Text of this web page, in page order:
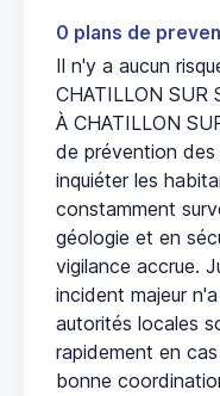
0 plans de
Il n'y a aucun
CHATILLON SUR
À CHATILLON
de prévention des
inquiéter les
constamment
géologie et en
vigilance accrue.
incident majeur
autorités locales
rapidement en
bonne